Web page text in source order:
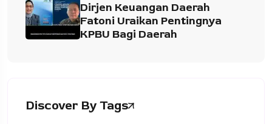
Dirjen Keuangan Daerah
Fatoni Uraikan Pentingnya
KPBU Bagi Daerah
Discover By Tags